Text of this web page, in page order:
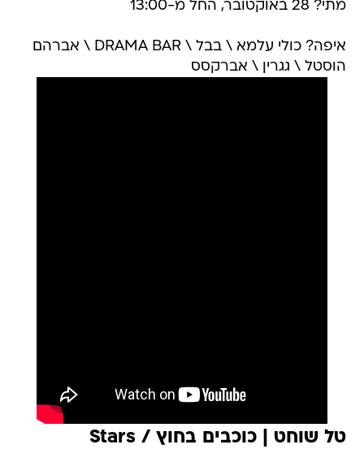
מתי? 28 באוקטובר, החל מ-13:00
איפה? כולי עלמא \ בבל \ DRAMA BAR \ אברהם
הוסטל \ גגרין \ אברקסס
טל שוחט | כוכבים בחוץ / Stars